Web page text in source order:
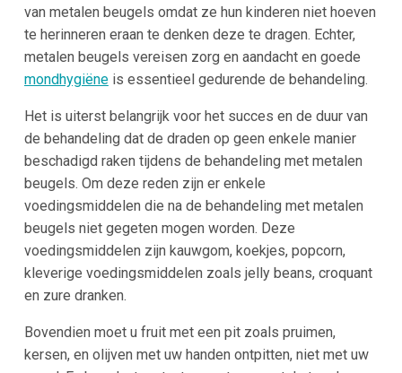
van metalen beugels omdat ze hun kinderen niet hoeven
te herinneren eraan te denken deze te dragen. Echter,
metalen beugels vereisen zorg en aandacht en goede
mondhygiëneis essentieel gedurende de behandeling.
Het is uiterst belangrijk voor het succes en de duur van
de behandeling dat de draden op geen enkele manier
beschadigd raken tijdens de behandeling met metalen
beugels. Om deze reden zijn er enkele
voedingsmiddelen die na de behandeling met metalen
beugels niet gegeten mogen worden. Deze
voedingsmiddelen zijn kauwgom, koekjes, popcorn,
kleverige voedingsmiddelen zoals jelly beans, croquant
en zure dranken.
Bovendien moet u fruit met een pit zoals pruimen,
kersen, en olijven met uw handen ontpitten, niet met uw